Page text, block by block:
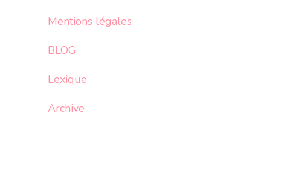
Mentions légales
BLOG
Lexique
Archive